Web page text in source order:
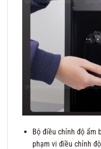
Bộ điều chỉnh độ ẩm
phạm vi điều chỉnh